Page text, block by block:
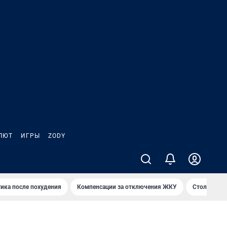
ИГРЫ ZODY
после похудения Компенсации за отключения ЖКУ Столица